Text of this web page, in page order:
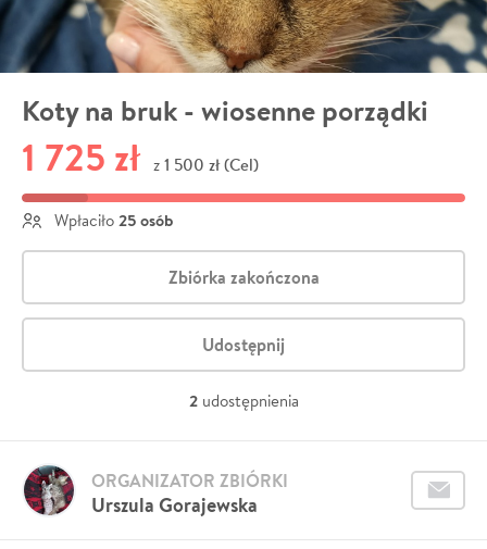
Koty na bruk - wiosenne porządki
1 725 zł z 1 500 zł (Cel)
Wpłaciło 25 osób
Zbiórka zakończona
Udostępnij
2 udostępnienia
Urszula Gorajewska
ORGANIZATOR ZBIÓRKI